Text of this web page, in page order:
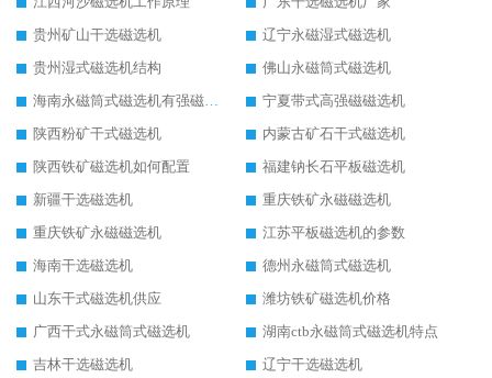
贵州矿山干选磁选机
辽宁永磁湿式磁选机
贵州湿式磁选机结构
佛山永磁筒式磁选机
海南永磁筒式磁选机有强磁的吗
宁夏带式高强磁磁选机
陕西粉矿干式磁选机
内蒙古矿石干式磁选机
陕西铁矿磁选机如何配置
福建钠长石平板磁选机
新疆干选磁选机
重庆铁矿永磁磁选机
重庆铁矿永磁磁选机
江苏平板磁选机的参数
海南干选磁选机
德州永磁筒式磁选机
山东干式磁选机供应
潍坊铁矿磁选机价格
广西干式永磁筒式磁选机
湖南ctb永磁筒式磁选机特点
吉林干选磁选机
辽宁干选磁选机